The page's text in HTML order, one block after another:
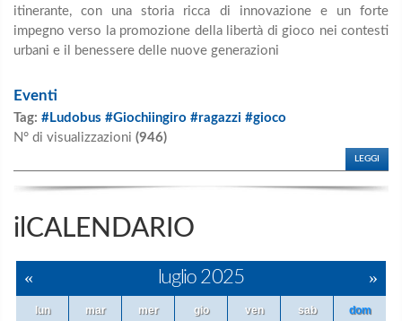
itinerante, con una storia ricca di innovazione e un forte
impegno verso la promozione della libertà di gioco nei contesti
urbani e il benessere delle nuove generazioni
Eventi
Tag: #Ludobus #Giochiingiro #ragazzi #gioco
N° di visualizzazioni (946)
LEGGI
ilCALENDARIO
« luglio 2025 »
lun mar mer gio ven sab dom